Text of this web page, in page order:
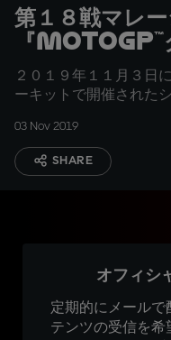
第１８戦マレ
『MotoGP™
２０１９年１１月３日
ーキットで開催された
03 Nov 2019
SHARE
オフィシ
定期的にメールで
テンツの受信を希